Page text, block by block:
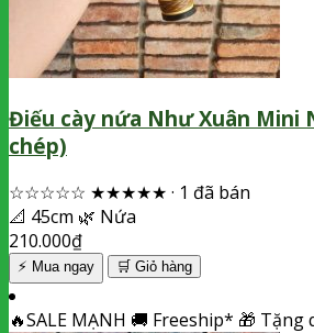
Điếu cày nứa Như Xuân Mini
chép)
☆☆☆☆☆ ★★★★★ · 1 đã bán
📐 45cm 🌿 Nứa
210.000₫
⚡ Mua ngay 🛒 Giỏ hàng
🔥SALE MẠNH 🚚 Freeship* 🎁 Tặng